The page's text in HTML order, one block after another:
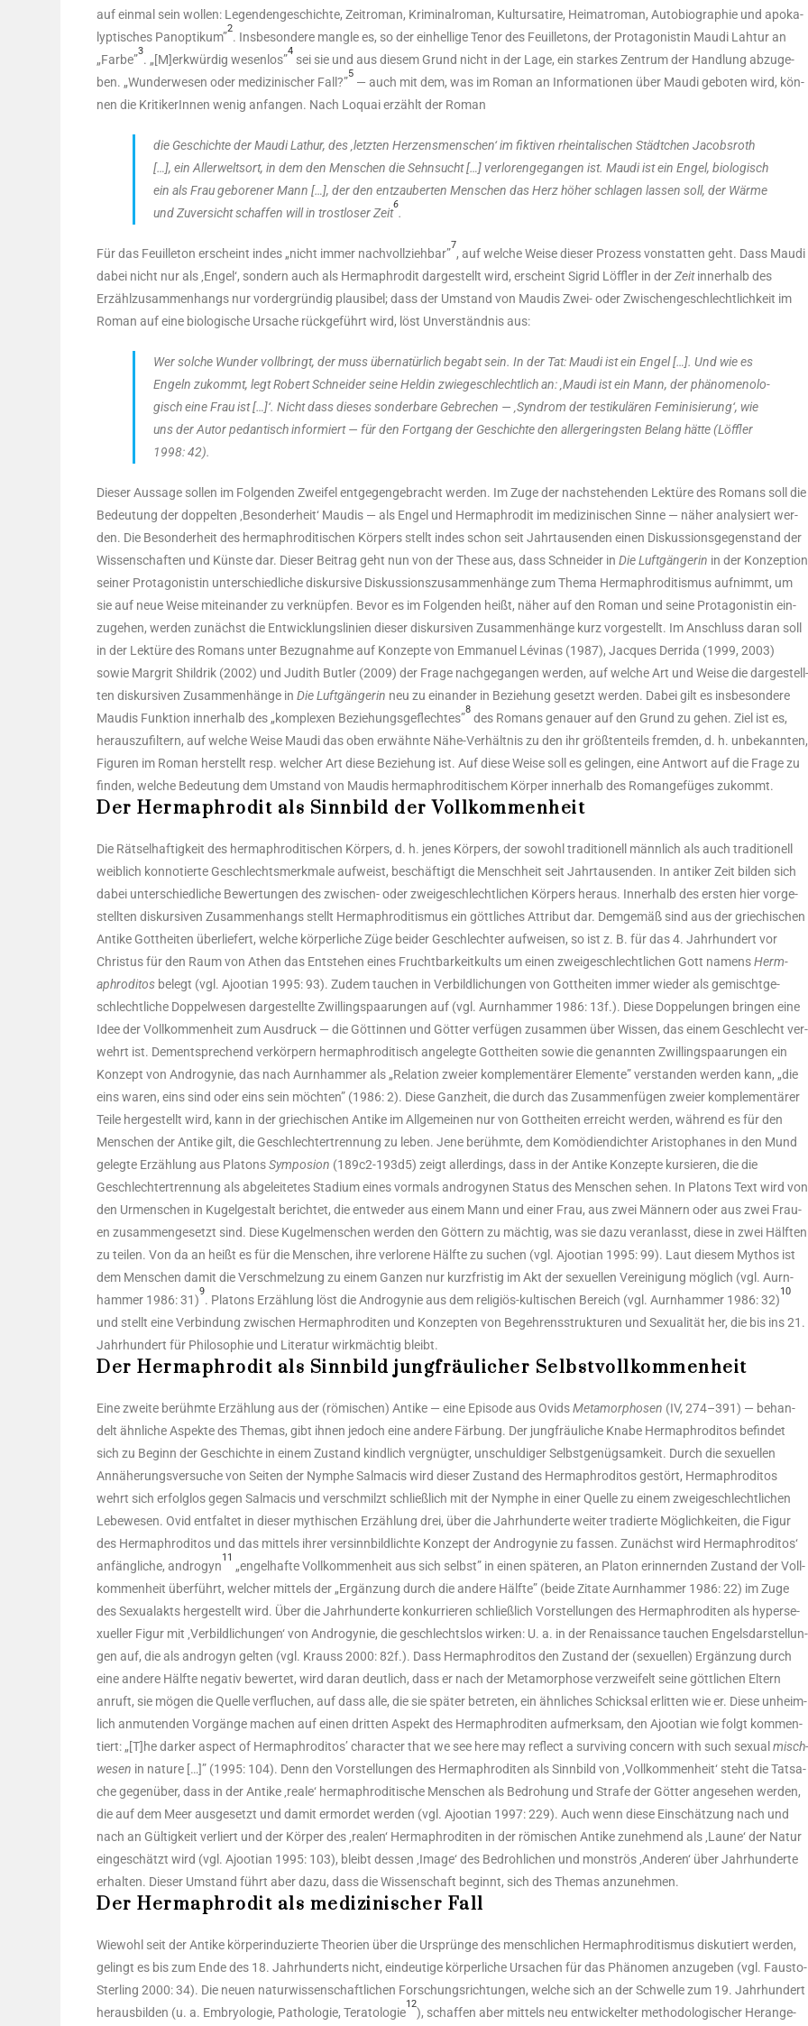
auf ein­mal sein wol­len: Legen­den­ge­schich­te, Zeit­ro­man, Kri­mi­nal­ro­man, Kul­tur­sa­ti­re, Hei­mat­ro­man, Auto­bio­gra­phie und apo­ka­
lyp­ti­sches Pan­op­ti­kum”
2
. Ins­be­son­de­re mang­le es, so der ein­hel­li­ge Tenor des Feuil­le­tons, der Prot­ago­nis­tin Mau­di Lah­tur an
„Far­be”
3
. „[M]erkwürdig wesen­los”
4
sei sie und aus die­sem Grund nicht in der Lage, ein star­kes Zen­trum der Hand­lung abzu­ge­
ben. „Wun­der­we­sen oder medi­zi­ni­scher Fall?”
5
— auch mit dem, was im Roman an Infor­ma­tio­nen über Mau­di gebo­ten wird, kön­
nen die Kri­ti­ke­rIn­nen wenig anfan­gen. Nach Loquai erzählt der Roman
die Geschich­te der Mau­di Lathur, des ‚letz­ten Her­zens­men­schen‘ im fik­ti­ven rhein­ta­li­schen Städt­chen Jacobs­roth
[…], ein Aller­welts­ort, in dem den Men­schen die Sehn­sucht […] ver­lo­ren­ge­gan­gen ist. Mau­di ist ein Engel, bio­lo­gisch
ein als Frau gebo­re­ner Mann […], der den ent­zau­ber­ten Men­schen das Herz höher schla­gen las­sen soll, der Wär­me
und Zuver­sicht schaf­fen will in trost­lo­ser Zeit
6
.
Für das Feuil­le­ton erscheint indes „nicht immer nach­voll­zieh­bar”
7
, auf wel­che Wei­se die­ser Pro­zess von­stat­ten geht. Dass Mau­di
dabei nicht nur als ‚Engel‘, son­dern auch als Herm­aphro­dit dar­ge­stellt wird, erscheint Sig­rid Löff­ler in derZeitinner­halb des
Erzähl­zu­sam­men­hangs nur vor­der­grün­dig plau­si­bel; dass der Umstand von Mau­dis Zwei- oder Zwi­schen­ge­schlecht­lich­keit im
Roman auf eine bio­lo­gi­sche Ursa­che rück­ge­führt wird, löst Unver­ständ­nis aus:
Wer sol­che Wun­der voll­bringt, der muss über­na­tür­lich begabt sein. In der Tat: Mau­di ist ein Engel […]. Und wie es
Engeln zukommt, legt Robert Schnei­der sei­ne Hel­din zwie­ge­schlecht­lich an: ‚Mau­di ist ein Mann, der phä­no­me­no­lo­
gisch eine Frau ist […]‘. Nicht dass die­ses son­der­ba­re Gebre­chen — ‚Syn­drom der tes­ti­ku­lä­ren Femi­ni­sie­rung‘, wie
uns der Autor pedan­tisch infor­miert — für den Fort­gang der Geschich­te den aller­ge­rings­ten Belang hät­te (Löff­ler
1998: 42).
Die­ser Aus­sa­ge sol­len im Fol­gen­den Zwei­fel ent­ge­gen­ge­bracht wer­den. Im Zuge der nach­ste­hen­den Lek­tü­re des Romans soll die
Bedeu­tung der dop­pel­ten ‚Beson­der­heit‘ Mau­dis — als Engel und Herm­aphro­dit im medi­zi­ni­schen Sin­ne — näher ana­ly­siert wer­
den. Die Beson­der­heit des herm­aphro­di­ti­schen Kör­pers stellt indes schon seit Jahr­tau­sen­den einen Dis­kus­si­ons­ge­gen­stand der
Wis­sen­schaf­ten und Küns­te dar. Die­ser Bei­trag geht nun von der The­se aus, dass Schnei­der inDie Luft­gän­ge­rin in der Kon­zep­ti­on
sei­ner Prot­ago­nis­tin unter­schied­li­che dis­kur­si­ve Dis­kus­si­ons­zu­sam­men­hän­ge zum The­ma Herm­aphro­di­tis­mus auf­nimmt, um
sie auf neue Wei­se mit­ein­an­der zu ver­knüp­fen. Bevor es im Fol­gen­den heißt, näher auf den Roman und sei­ne Prot­ago­nis­tin ein­
zu­ge­hen, wer­den zunächst die Ent­wick­lungs­li­ni­en die­ser dis­kur­si­ven Zusam­men­hän­ge kurz vor­ge­stellt. Im Anschluss dar­an soll
in der Lek­tü­re des Romans unter Bezug­nah­me auf Kon­zep­te von Emma­nu­el Lévi­n­as (1987), Jac­ques Der­ri­da (1999, 2003)
sowie Mar­grit Shildrik (2002) und Judith But­ler (2009) der Fra­ge nach­ge­gan­gen wer­den, auf wel­che Art und Wei­se die
ten dis­kur­si­ven Zusam­men­hän­ge inDie Luft­gän­ge­rin neu zu ein­an­der in Bezie­hung gesetzt wer­den. Dabei gilt es ins­be­son­de­re
Mau­dis Funk­ti­on inner­halb des „kom­ple­xen Bezie­hungs­ge­flech­tes”
8
des Romans genau­er auf den Grund zu gehen. Ziel ist es,
her­aus­zu­fil­tern, auf wel­che Wei­se Mau­di das oben erwähn­te Nähe-Ver­hält­nis zu den ihr größ­ten­teils frem­den, d. h. unbe­kann­ten,
Figu­ren im Roman her­stellt resp. wel­cher Art die­se Bezie­hung ist. Auf die­se Wei­se soll es gelin­gen, eine Ant­wort auf die Fra­ge zu
fin­den, wel­che Bedeu­tung dem Umstand von Mau­dis herm­aphro­di­ti­schem Kör­per inner­halb des Roman­ge­fü­ges zukommt.
Der Hermaphrodit als Sinnbild der Vollkommenheit
Die Rät­sel­haf­tig­keit des herm­aphro­di­ti­schen Kör­pers, d. h. jenes Kör­pers, der sowohl tra­di­tio­nell männ­lich als auch tra­di­tio­nell
weib­lich kon­no­tier­te Geschlechts­merk­ma­le auf­weist, beschäf­tigt die Mensch­heit seit Jahr­tau­sen­den. In anti­ker Zeit bil­den sich
dabei unter­schied­li­che Bewer­tun­gen des zwi­schen- oder zwei­ge­schlecht­li­chen Kör­pers her­aus. Inner­halb des ers­ten hier vor­ge­
stell­ten dis­kur­si­ven Zusam­men­hangs stellt Herm­aphro­di­tis­mus ein gött­li­ches Attri­but dar. Dem­ge­mäß sind aus der grie­chi­schen
Anti­ke Gott­hei­ten über­lie­fert, wel­che kör­per­li­che Züge bei­der Geschlech­ter auf­wei­sen, so ist z. B. für das 4. Jahr­hun­dert vor
Chris­tus für den Raum von Athen das Ent­ste­hen eines Frucht­bar­keitkults um einen zwei­ge­schlecht­li­chen Gott namensHerm­
aphro­di­tos belegt (vgl. Ajoo­ti­an 1995: 93). Zudem tau­chen in Ver­bild­li­chun­gen von Gott­hei­ten immer wie­der als gemischt­ge­
schlecht­li­che Dop­pel­we­sen dar­ge­stell­te Zwil­lings­paa­run­gen auf (vgl. Aurn­ham­mer 1986: 13f.). Die­se Dop­pe­lun­gen brin­gen eine
Idee der Voll­kom­men­heit zum Aus­druck — die Göt­tin­nen und Göt­ter ver­fü­gen zusam­men über Wis­sen, das einem Geschlecht ver­
wehrt ist. Dem­entspre­chend ver­kör­pern herm­aphro­di­tisch ange­leg­te Gott­hei­ten sowie die genann­ten Zwil­lings­paa­run­gen ein
Kon­zept von Andro­gy­nie, das nach Aurn­ham­mer als „Rela­ti­on zwei­er kom­ple­men­tä­rer Ele­men­te” ver­stan­den wer­den kann, „die
eins waren, eins sind oder eins sein möch­ten” (1986: 2). Die­se Ganz­heit, die durch das Zusam­men­fü­gen zwei­er kom­ple­men­tä­rer
Tei­le her­ge­stellt wird, kann in der grie­chi­schen Anti­ke im All­ge­mei­nen nur von Gott­hei­ten erreicht wer­den, wäh­rend es für den
Men­schen der Anti­ke gilt, die Geschlech­ter­tren­nung zu leben. Jene berühm­te, dem Komö­di­en­dich­ter Aris­to­pha­nes in den Mund
geleg­te Erzäh­lung aus Pla­tonsSym­po­si­on (189c2-193­d5) zeigt aller­dings, dass in der Anti­ke Kon­zep­te kur­sie­ren, die die
Geschlech­ter­tren­nung als abge­lei­te­tes Sta­di­um eines vor­mals andro­gy­nen Sta­tus des Men­schen sehen. In Pla­tons Text wird von
den Urmen­schen in Kugel­ge­stalt berich­tet, die ent­we­der aus einem Mann und einer Frau, aus zwei Män­nern oder aus zwei Frau­
en zusam­men­ge­setzt sind. Die­se Kugel­men­schen wer­den den Göt­tern zu mäch­tig, was sie dazu ver­an­lasst, die­se in zwei Hälf­ten
zu tei­len. Von da an heißt es für die Men­schen, ihre ver­lo­re­ne Hälf­te zu suchen (vgl. Ajoo­ti­an 1995: 99). Laut die­sem Mythos ist
dem Men­schen damit die Ver­schmel­zung zu einem Gan­zen nur kurz­fris­tig im Akt der sexu­el­len Ver­ei­ni­gung mög­lich (vgl. Aurn­
ham­mer 1986: 31)
9
. Pla­tons Erzäh­lung löst die Andro­gy­nie aus dem reli­gi­ös-kul­ti­schen Bereich (vgl. Aurn­ham­mer 1986: 32)
10
und stellt eine Ver­bin­dung zwi­schen Herm­aphro­di­ten und Kon­zep­ten von Begeh­rens­struk­tu­ren und Sexua­li­tät her, die bis ins 21.
Jahr­hun­dert für Phi­lo­so­phie und Lite­ra­tur wirk­mäch­tig bleibt.
Der Hermaphrodit als Sinnbild jungfräulicher Selbstvollkommenheit
Eine zwei­te berühm­te Erzäh­lung aus der (römi­schen) Anti­ke — eine Epi­so­de aus OvidsMeta­mor­pho­sen (IV, 274–391) — behan­
delt ähn­li­che Aspek­te des The­mas, gibt ihnen jedoch eine ande­re Fär­bung. Der jung­fräu­li­che Kna­be Herm­aphro­di­tos befin­det
sich zu Beginn der Geschich­te in einem Zustand kind­lich ver­gnüg­ter, unschul­di­ger Selbst­ge­nüg­sam­keit. Durch die sexu­el­len
Annä­he­rungs­ver­su­che von Sei­ten der Nym­phe Sal­macis wird die­ser Zustand des Herm­aphro­di­tos gestört, Herm­aphro­di­tos
wehrt sich erfolg­los gegen Sal­macis und ver­schmilzt schließ­lich mit der Nym­phe in einer Quel­le zu einem zwei­ge­schlecht­li­chen
Lebe­we­sen. Ovid ent­fal­tet in die­ser mythi­schen Erzäh­lung drei, über die Jahr­hun­der­te wei­ter tra­dier­te Mög­lich­kei­ten, die Figur
des Herm­aphro­di­tos und das mit­tels ihrer ver­sinn­bild­lich­te Kon­zept der Andro­gy­nie zu fas­sen. Zunächst wird Herm­aphro­di­tos‘
anfäng­li­che, andro­gyn
11
„engel­haf­te Voll­kom­men­heit aus sich selbst” in einen spä­te­ren, an Pla­ton erin­nern­den Zustand der Voll­
kom­men­heit über­führt, wel­cher mit­tels der „Ergän­zung durch die ande­re Hälf­te” (bei­de Zita­te Aurn­ham­mer 1986: 22) im Zuge
des Sexu­al­akts her­ge­stellt wird. Über die Jahr­hun­der­te kon­kur­rie­ren schließ­lich Vor­stel­lun­gen des Herm­aphro­di­ten als hyper­se­
xu­el­ler Figur mit ‚Ver­bild­li­chun­gen‘ von Andro­gy­nie, die geschlechts­los wir­ken: U. a. in der Renais­sance tau­chen Engels­dar­stel­lun­
gen auf, die als andro­gyn gel­ten (vgl. Krauss 2000: 82f.). Dass Herm­aphro­di­tos den Zustand der (sexu­el­len) Ergän­zung durch
eine ande­re Hälf­te nega­tiv bewer­tet, wird dar­an deut­lich, dass er nach der Meta­mor­pho­se ver­zwei­felt sei­ne gött­li­chen Eltern
anruft, sie mögen die Quel­le ver­flu­chen, auf dass alle, die sie spä­ter betre­ten, ein ähn­li­ches Schick­sal erlit­ten wie er. Die­se unheim­
lich anmu­ten­den Vor­gän­ge machen auf einen drit­ten Aspekt des Herm­aphro­di­ten auf­merk­sam, den Ajoo­ti­an wie folgt kom­men­
tiert: „[T]he dar­ker aspect of Herm­aphro­di­tos’ cha­rac­ter that we see here may reflect a sur­vi­ving con­cern with such sexu­al
we­sen in natu­re […]” (1995: 104). Denn den Vor­stel­lun­gen des Herm­aphro­di­ten als Sinn­bild von ‚Voll­kom­men­heit‘ steht die Tat­sa­
che gegen­über, dass in der Anti­ke ‚rea­le‘ herm­aphro­di­ti­sche Men­schen als Bedro­hung und Stra­fe der Göt­ter ange­se­hen wer­den,
die auf dem Meer aus­ge­setzt und damit ermor­det wer­den (vgl. Ajoo­ti­an 1997: 229). Auch wenn die­se Ein­schät­zung nach und
nach an Gül­tig­keit ver­liert und der Kör­per des ‚rea­len‘ Herm­aphro­di­ten in der römi­schen Anti­ke zuneh­mend als ‚Lau­ne‘ der Natur
ein­ge­schätzt wird (vgl. Ajoo­ti­an 1995: 103), bleibt des­sen ‚Image‘ des Bedroh­li­chen und mons­trös ‚Ande­ren‘ über Jahr­hun­der­te
erhal­ten. Die­ser Umstand führt aber dazu, dass die Wis­sen­schaft beginnt, sich des The­mas anzu­neh­men.
Der Hermaphrodit als medizinischer Fall
Wie­wohl seit der Anti­ke kör­per­in­du­zier­te Theo­rien über die Ursprün­ge des mensch­li­chen Herm­aphro­di­tis­mus dis­ku­tiert wer­den,
gelingt es bis zum Ende des 18. Jahr­hun­derts nicht, ein­deu­ti­ge kör­per­li­che Ursa­chen für das Phä­no­men anzu­ge­ben (vgl. Faus­to-
Ster­ling 2000: 34). Die neu­en natur­wis­sen­schaft­li­chen For­schungs­rich­tun­gen, wel­che sich an der Schwel­le zum 19. Jahr­hun­dert
her­aus­bil­den (u. a. Embryo­lo­gie, Patho­lo­gie, Tera­to­lo­gie
12
), schaf­fen aber mit­tels neu ent­wi­ckel­ter metho­do­lo­gi­scher Her­an­ge­